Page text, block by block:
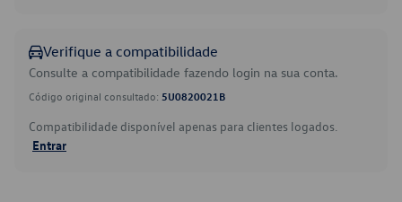
Verifique a compatibilidade
Consulte a compatibilidade fazendo login na sua conta.
Código original consultado: 5U0820021B
Compatibilidade disponível apenas para clientes logados.
Entrar